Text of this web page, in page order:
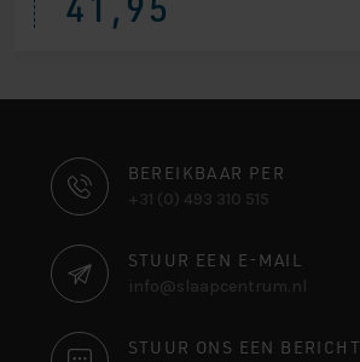
CONTACT
INFORMATIE
BEREIKBAAR PER
+31 (0) 493 310 515
STUUR EEN E-MAIL
info@slaapcentrum.nl
STUUR ONS EEN BERICHT